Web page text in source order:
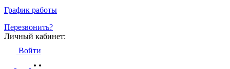
График работы
Перезвонить?
Личный кабинет:
Войти